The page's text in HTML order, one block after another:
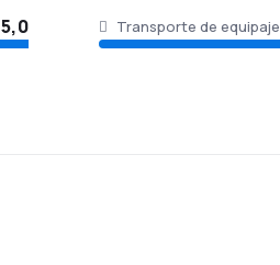
5,0 Transporte de equipaje